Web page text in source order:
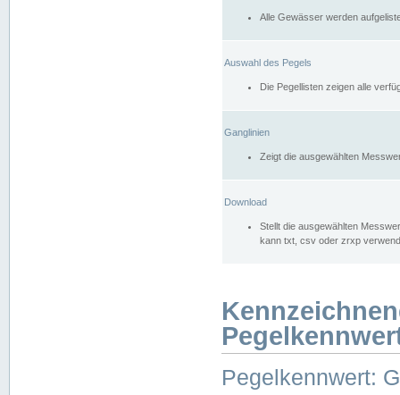
Alle Gewässer werden
Auswahl des Pegels
Die Pegellisten zeigen alle
Ganglinien
Zeigt die ausgewählten
Download
Stellt die ausgewählten
kann txt, csv oder zrxp
Pegelkennwert: